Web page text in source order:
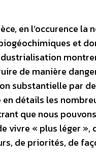
en l’occurence la
et
de manière
substantielle par
détails les
que nous
vivre « plus léger »,
de priorités, de